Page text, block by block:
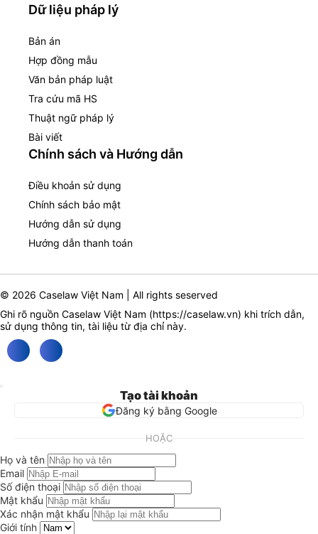
Dữ liệu pháp lý
Bản án
Hợp đồng mẫu
Văn bản pháp luật
Tra cứu mã HS
Thuật ngữ pháp lý
Bài viết
Chính sách và Hướng dẫn
Điều khoản sử dụng
Chính sách bảo mật
Hướng dẫn sử dụng
Hướng dẫn thanh toán
© 2026 Caselaw Việt Nam | All rights seserved
Ghi rõ nguồn Caselaw Việt Nam (https://caselaw.vn) khi trích dẫn,
sử dụng thông tin, tài liệu từ địa chỉ này.
Tạo tài khoản
Đăng ký bằng Google
HOẶC
Họ và tên
Email
Số điện thoại
Mật khẩu
Xác nhận mật khẩu
Giới tính